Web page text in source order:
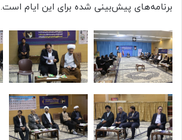
برنامه‌های پیش‌بینی شده برای این ایام است.